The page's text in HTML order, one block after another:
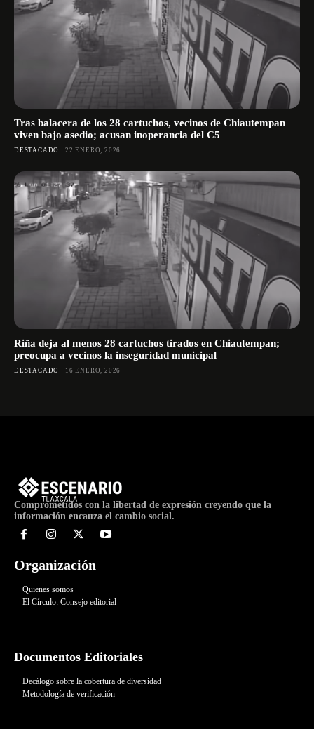
Tras balacera de los 28 cartuchos, vecinos de Chiautempan
viven bajo asedio; acusan inoperancia del C5
DESTACADO 22 ENERO, 2026
Riña deja al menos 28 cartuchos tirados en Chiautempan;
preocupa a vecinos la inseguridad municipal
DESTACADO 16 ENERO, 2026
Comprometidos con la libertad de expresión creyendo que la
información encauza el cambio social.
Organización
Quienes somos
El Círculo: Consejo editorial
Documentos Editoriales
Decálogo sobre la cobertura de diversidad
Metodología de verificación